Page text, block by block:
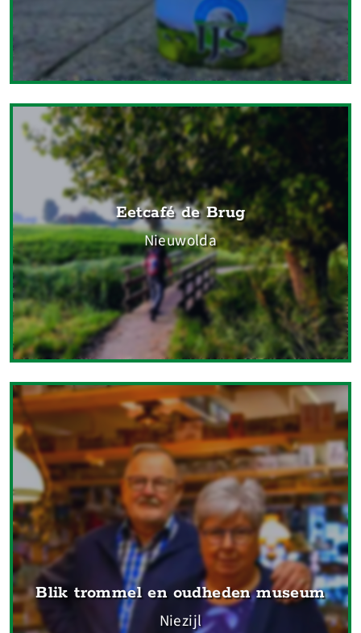
Eetcafé de Brug
Nieuwolda
Blik trommel en oudheden museum
Niezijl